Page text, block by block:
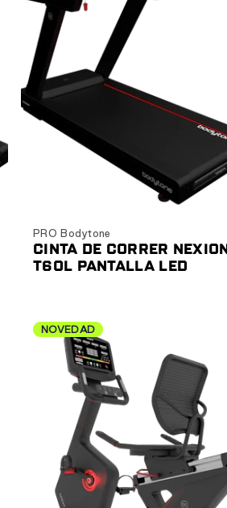
Ver producto
PRO Bodytone
CINTA DE CORRER NEXION
T60L PANTALLA LED
NOVEDAD